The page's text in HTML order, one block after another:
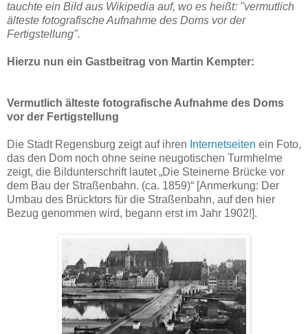
tauchte ein Bild aus Wikipedia auf, wo es heißt: "vermutlich
älteste fotografische Aufnahme des Doms vor der
Fertigstellung".
Hierzu nun ein Gastbeitrag von Martin Kempter:
Vermutlich älteste fotografische Aufnahme des Doms
vor der Fertigstellung
Die Stadt Regensburg zeigt auf ihren Internetseiten ein Foto,
das den Dom noch ohne seine neugotischen Turmhelme
zeigt, die Bildunterschrift lautet „Die Steinerne Brücke vor
dem Bau der Straßenbahn. (ca. 1859)“ [Anmerkung: Der
Umbau des Brücktors für die Straßenbahn, auf den hier
Bezug genommen wird, begann erst im Jahr 1902!].